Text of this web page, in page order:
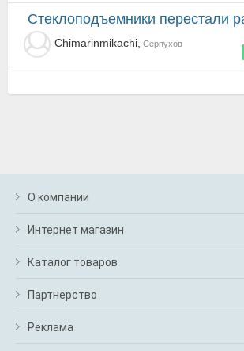
Стеклоподъемники перестали
Chimarinmikachi, Серпухов
О компании
Интернет магазин
Каталог товаров
Партнерство
Реклама